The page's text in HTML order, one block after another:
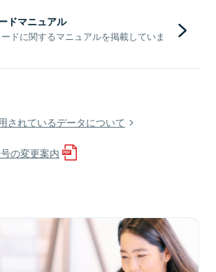
ドマニュアル
ドに関するマニュアルを掲載していま
されているデータについて
の変更案内